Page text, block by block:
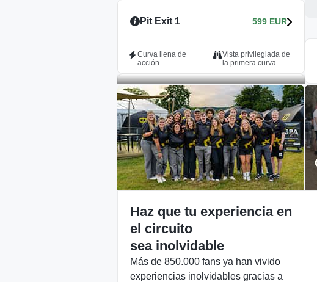
Pit Exit 1 599 EUR
Curva llena de
acción
Vista privilegiada de
la primera curva
T1 699 EUR
Zona clave para
adelantamientos
Curva llena de
acción
Vista privilegiada de
la primera curva
Chicane 1-2 349 EUR
Curva llena de
acción
Fan 379 EUR
Haz que tu experiencia en
el circuito
sea inolvidable
Más de 850.000 fans ya han vivido
experiencias inolvidables gracias a